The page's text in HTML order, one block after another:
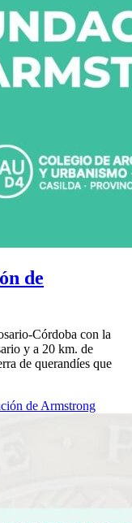
de
Córdoba con la
y a 20 km. de
de querandíes que
de Armstrong